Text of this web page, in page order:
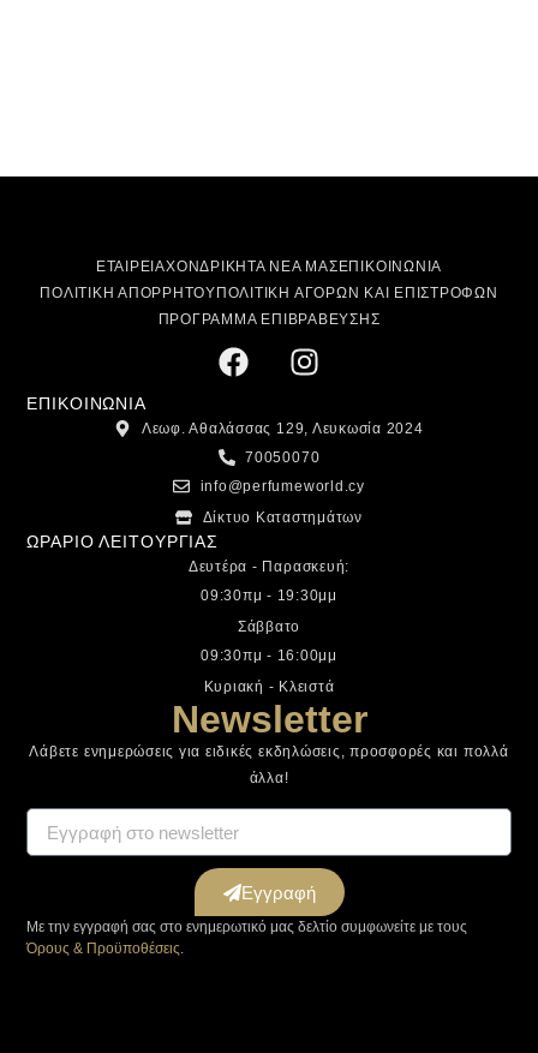
ΕΤΑΙΡΕΙΑΧΟΝΔΡΙΚΗΤΑ ΝΕΑ ΜΑΣΕΠΙΚΟΙΝΩΝΙΑ
ΠΟΛΙΤΙΚΗ ΑΠΟΡΡΗΤΟΥΠΟΛΙΤΙΚΗ ΑΓΟΡΩΝ ΚΑΙ ΕΠΙΣΤΡΟΦΩΝ
ΠΡΟΓΡΑΜΜΑ ΕΠΙΒΡΑΒΕΥΣΗΣ
ΕΠΙΚΟΙΝΩΝΙΑ
Λεωφ. Αθαλάσσας 129, Λευκωσία 2024
70050070
info@perfumeworld.cy
Δίκτυο Καταστημάτων
ΩΡΑΡΙΟ ΛΕΙΤΟΥΡΓΙΑΣ
Δευτέρα - Παρασκευή:
09:30πμ - 19:30μμ
Σάββατο
09:30πμ - 16:00μμ
Κυριακή - Κλειστά
Newsletter
Λάβετε ενημερώσεις για ειδικές εκδηλώσεις, προσφορές και πολλά
άλλα!
Εγγραφή
Με την εγγραφή σας στο ενημερωτικό μας δελτίο συμφωνείτε με τους
Όρους & Προϋποθέσεις.